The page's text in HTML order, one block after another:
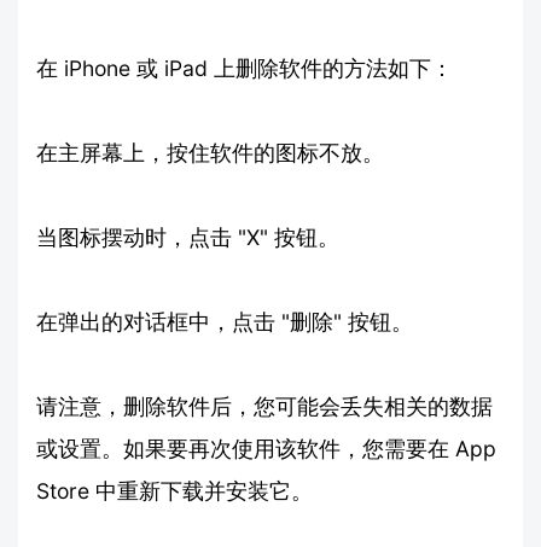
在 iPhone 或 iPad 上删除软件的方法如下：
在主屏幕上，按住软件的图标不放。
当图标摆动时，点击 "X" 按钮。
在弹出的对话框中，点击 "删除" 按钮。
请注意，删除软件后，您可能会丢失相关的数据
或设置。如果要再次使用该软件，您需要在 App
Store 中重新下载并安装它。